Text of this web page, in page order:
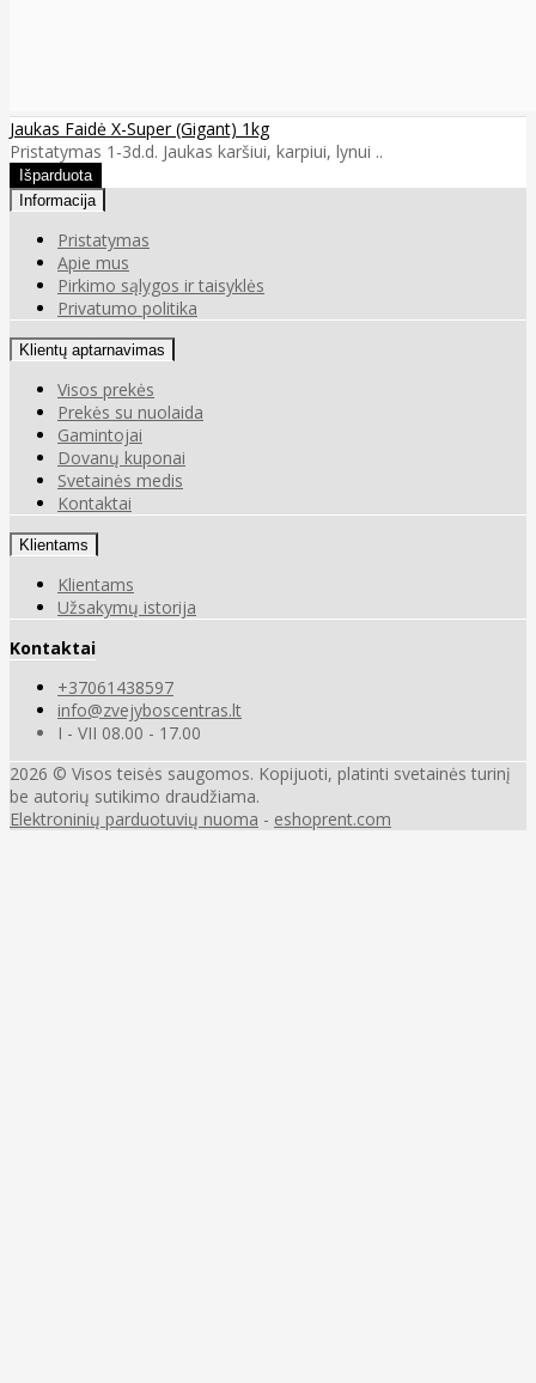
Jaukas Faidė X-Super (Gigant) 1kg
Pristatymas 1-3d.d. Jaukas karšiui, karpiui, lynui ..
Informacija
Pristatymas
Apie mus
Pirkimo sąlygos ir taisyklės
Privatumo politika
Klientų aptarnavimas
Visos prekės
Prekės su nuolaida
Gamintojai
Dovanų kuponai
Svetainės medis
Kontaktai
Klientams
Klientams
Užsakymų istorija
Kontaktai
+37061438597
info@zvejyboscentras.lt
I - VII 08.00 - 17.00
2026 © Visos teisės saugomos. Kopijuoti, platinti svetainės turinį
be autorių sutikimo draudžiama.
Elektroninių parduotuvių nuoma - eshoprent.com